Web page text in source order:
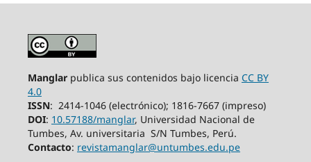
Manglarpublica sus contenidos bajo licencia CC BY
4.0
ISSN: 2414-1046 (electrónico); 1816-7667 (impreso)
DOI: 10.57188/manglar, Universidad Nacional de
Tumbes, Av. universitaria S/N Tumbes, Perú.
Contacto: revistamanglar@untumbes.edu.pe